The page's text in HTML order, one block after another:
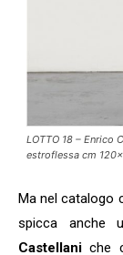
LOTTO 18 – Enrico
estroflessa cm
Ma nel catalogo
spicca anche
Castellani che